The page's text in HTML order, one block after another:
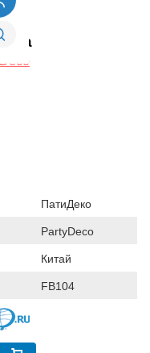
ПатиДеко
PartyDeco
Китай
FB104